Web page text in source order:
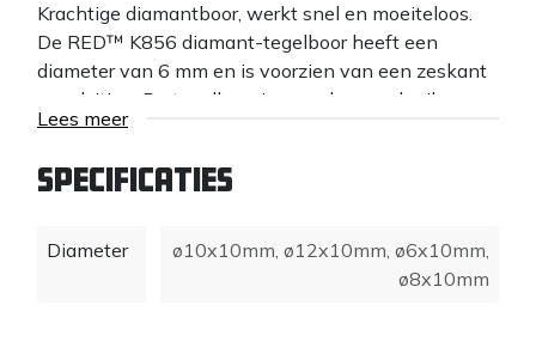
Krachtige diamantboor, werkt snel en moeiteloos.
De RED™ K856 diamant-tegelboor heeft een
diameter van 6 mm en is voorzien van een zeskant
aansluiting. De tegelboor is voor droog gebruik op
een accuboormachine/ boormachine. Geschikt voor
kalkzandsteen, keramiek, porselein en terrazzo.
is verkrijgbaar in Ø 6, 8, 10, en 12
Lees meer
Specificaties
Diameter ø10x10mm, ø12x10mm, ø6x10mm,
ø8x10mm